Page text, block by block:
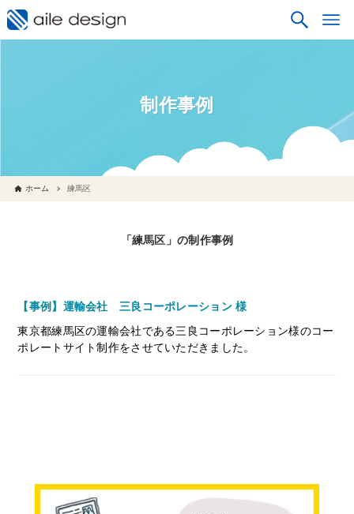
制作事例
ホーム 練馬区
「練馬区」の制作事例
【事例】運輸会社 三良コーポレーション 様
東京都練馬区の運輸会社である三良コーポレーション様のコー
ポレートサイト制作をさせていただきました。